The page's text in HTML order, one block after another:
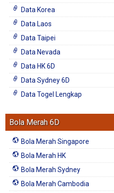
Data Korea
Data Laos
Data Taipei
Data Nevada
Data HK 6D
Data Sydney 6D
Data Togel Lengkap
Bola Merah 6D
Bola Merah Singapore
Bola Merah HK
Bola Merah Sydney
Bola Merah Cambodia